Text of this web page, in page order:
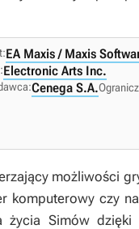
EA Maxis / Maxis
Electronic Arts Inc.
Cenega S.A.
możliwości
komputerowy czy
życia Simów